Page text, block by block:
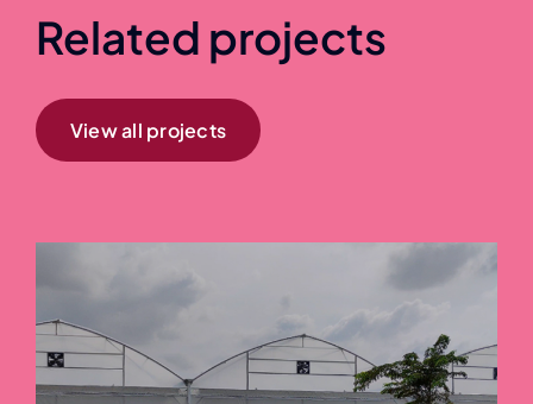
Related projects
View all projects